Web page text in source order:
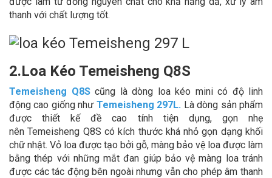
thanh với chất lượng tốt.
2.Loa Kéo Temeisheng Q8S
Temeisheng Q8Scũng là dòng loa kéo mini có độ linh
động cao giống như Temeisheng 297L. Là dòng sản phẩm
được thiết kế đề cao tính tiện dụng, gọn nhẹ
nên Temeisheng Q8S có kích thước khá nhỏ gọn dạng khối
chữ nhật. Vỏ loa được tạo bởi gỗ, màng bảo vệ loa được làm
bằng thép với những mắt đan giúp bảo vệ màng loa tránh
được các tác động bên ngoài nhưng vẫn cho phép âm thanh